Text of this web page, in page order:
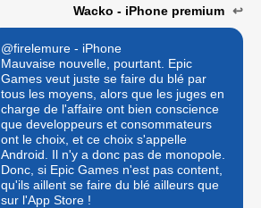
Wacko - iPhone premium ↩
@firelemure - iPhone
Mauvaise nouvelle, pourtant. Epic
Games veut juste se faire du blé par
tous les moyens, alors que les juges en
charge de l'affaire ont bien conscience
que developpeurs et consommateurs
ont le choix, et ce choix s'appelle
Android. Il n'y a donc pas de monopole.
Donc, si Epic Games n'est pas content,
qu'ils aillent se faire du blé ailleurs que
sur l'App Store !